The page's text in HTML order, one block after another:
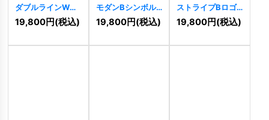
ダブルラインWロ
ゴ 6165]
19,800円(税込)
モダンBシンボル
ロゴ[5462]
19,800円(税込)
ストライプBロゴ
[5464]
19,800円(税込)